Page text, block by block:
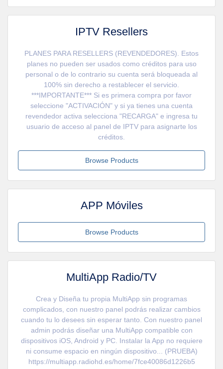
IPTV Resellers
PLANES PARA RESELLERS (REVENDEDORES). Estos
planes no pueden ser usados como créditos para uso
personal o de lo contrario su cuenta será bloqueada al
100% sin derecho a restablecer el servicio.
***IMPORTANTE*** Si es primera compra por favor
seleccione "ACTIVACIÓN" y si ya tienes una cuenta
revendedor activa selecciona "RECARGA" e ingresa tu
usuario de acceso al panel de IPTV para asignarte los
créditos.
Browse Products
APP Móviles
Browse Products
MultiApp Radio/TV
Crea y Diseña tu propia MultiApp sin programas
complicados, con nuestro panel podrás realizar cambios
cuando tu lo desees sin esperar tanto. Con nuestro panel
admin podrás diseñar una MultiApp compatible con
dispositivos iOS, Android y PC. Instalar la App no requiere
ni consume espacio en ningún dispositivo... (PRUEBA)
https://multiapp.radiohd.es/home/7fce40086d1226b5